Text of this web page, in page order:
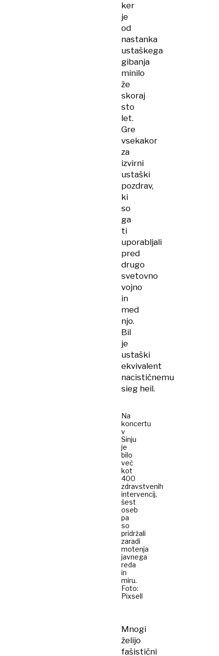
ker
je
od
nastanka
ustaškega
gibanja
minilo
že
skoraj
sto
let.
Gre
vsekakor
za
izvirni
ustaški
pozdrav,
ki
so
ga
ti
uporabljali
pred
drugo
svetovno
vojno
in
med
njo.
Bil
je
ustaški
ekvivalent
nacističnemu
sieg heil.
Na
koncertu
v
Sinju
je
bilo
več
kot
400
zdravstvenih
intervencij,
šest
oseb
pa
so
pridržali
zaradi
motenja
javnega
reda
in
miru.
Foto:
Pixsell
Mnogi
želijo
fašistični